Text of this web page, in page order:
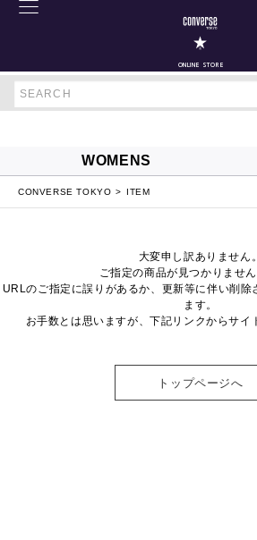
ONLINE STORE
WOMENS
CONVERSE TOKYO ITEM
大変申し訳ありません。
ご指定の商品が見つかりません
URLのご指定に誤りがあるか、更新等に伴い削除
ます。
お手数とは思いますが、下記リンクからサイ
トップページへ